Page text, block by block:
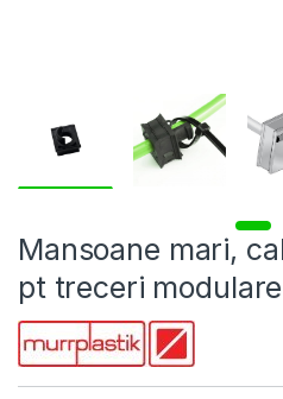
Mansoane mari,
pt treceri